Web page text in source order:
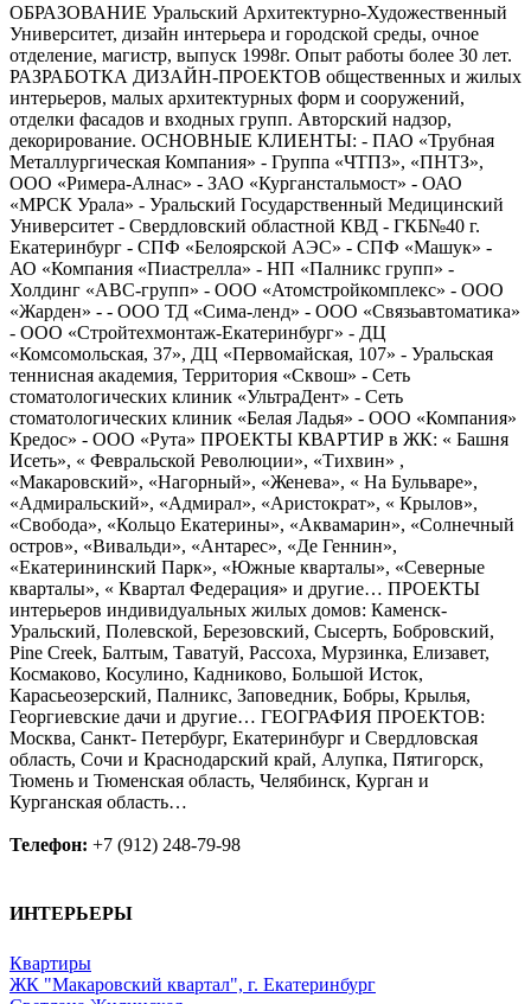
ОБРАЗОВАНИЕ Уральский Архитектурно-Художественный
Университет, дизайн интерьера и городской среды, очное
отделение, магистр, выпуск 1998г. Опыт работы более 30 лет.
РАЗРАБОТКА ДИЗАЙН-ПРОЕКТОВ общественных и жилых
интерьеров, малых архитектурных форм и сооружений,
отделки фасадов и входных групп. Авторский надзор,
декорирование. ОСНОВНЫЕ КЛИЕНТЫ: - ПАО «Трубная
Металлургическая Компания» - Группа «ЧТПЗ», «ПНТЗ»,
ООО «Римера-Алнас» - ЗАО «Курганстальмост» - ОАО
«МРСК Урала» - Уральский Государственный Медицинский
Университет - Свердловский областной КВД - ГКБ№40 г.
Екатеринбург - СПФ «Белоярской АЭС» - СПФ «Машук» -
АО «Компания «Пиастрелла» - НП «Палникс групп» -
Холдинг «ABC-групп» - ООО «Атомстройкомплекс» - ООО
«Жарден» - - ООО ТД «Сима-ленд» - ООО «Связьавтоматика»
- ООО «Стройтехмонтаж-Екатеринбург» - ДЦ
«Комсомольская, 37», ДЦ «Первомайская, 107» - Уральская
теннисная академия, Территория «Сквош» - Сеть
стоматологических клиник «УльтраДент» - Сеть
стоматологических клиник «Белая Ладья» - ООО «Компания»
Кредос» - ООО «Рута» ПРОЕКТЫ КВАРТИР в ЖК: « Башня
Исеть», « Февральской Революции», «Тихвин» ,
«Макаровский», «Нагорный», «Женева», « На Бульваре»,
«Адмиральский», «Адмирал», «Аристократ», « Крылов»,
«Свобода», «Кольцо Екатерины», «Аквамарин», «Солнечный
остров», «Вивальди», «Антарес», «Де Геннин»,
«Екатерининский Парк», «Южные кварталы», «Северные
кварталы», « Квартал Федерация» и другие… ПРОЕКТЫ
интерьеров индивидуальных жилых домов: Каменск-
Уральский, Полевской, Березовский, Сысерть, Бобровский,
Pine Сreek, Балтым, Таватуй, Рассоха, Мурзинка, Елизавет,
Космаково, Косулино, Кадниково, Большой Исток,
Карасьеозерский, Палникс, Заповедник, Бобры, Крылья,
Георгиевские дачи и другие… ГЕОГРАФИЯ ПРОЕКТОВ:
Москва, Санкт- Петербург, Екатеринбург и Свердловская
область, Сочи и Краснодарский край, Алупка, Пятигорск,
Тюмень и Тюменская область, Челябинск, Курган и
Курганская область…
Телефон: +7 (912) 248-79-98
ИНТЕРЬЕРЫ
Квартиры
ЖК "Макаровский квартал", г. Екатеринбург